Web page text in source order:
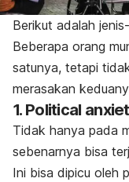
Berikut adalah
Beberapa orang
satunya, tetapi
merasakan
1. Political
Tidak hanya pada
sebenarnya bisa
Ini bisa dipicu oleh